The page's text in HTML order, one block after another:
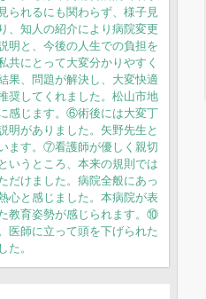
られるにも関わらず、様子見
、知人の紹介により病院変更
明と、今後の人生での負担を
共にとって大変分かりやすく
果、問題が解決し、大変快適
奨してくれました。松山市地
感じます。⑥術後には大変丁
明がありました。矢野先生と
ます。⑦看護師が優しく親切
いうところ、本来の規則では
だけました。病院全般にあっ
心と感じました。本病院が表
教育姿勢が感じられます。⑩
医師に立って頭を下げられた
た。